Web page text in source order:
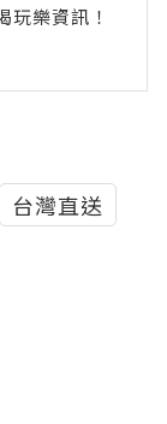
樂資訊！
台灣直送